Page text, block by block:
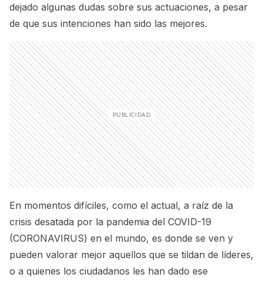
dejado algunas dudas sobre sus actuaciones, a pesar
de que sus intenciones han sido las mejores.
En momentos difíciles, como el actual, a raíz de la
crisis desatada por la pandemia del COVID-19
(CORONAVIRUS) en el mundo, es donde se ven y
pueden valorar mejor aquellos que se tildan de líderes,
o a quienes los ciudadanos les han dado ese